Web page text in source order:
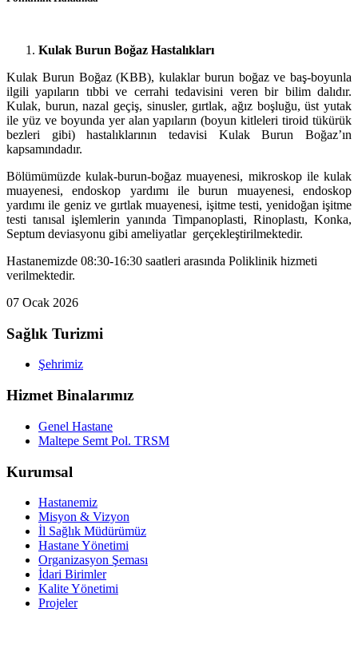
Kulak Burun Boğaz Hastalıkları
Kulak Burun Boğaz (KBB), kulaklar burun boğaz ve baş-boyunla
ilgili yapıların tıbbi ve cerrahi tedavisini veren bir bilim dalıdır.
Kulak, burun, nazal geçiş, sinusler, gırtlak, ağız boşluğu, üst yutak
ile yüz ve boyunda yer alan yapıların (boyun kitleleri tiroid tükürük
bezleri gibi) hastalıklarının tedavisi Kulak Burun Boğaz’ın
kapsamındadır.
Bölümümüzde kulak-burun-boğaz muayenesi, mikroskop ile kulak
muayenesi, endoskop yardımı ile burun muayenesi, endoskop
yardımı ile geniz ve gırtlak muayenesi, işitme testi, yenidoğan işitme
testi tanısal işlemlerin yanında Timpanoplasti, Rinoplastı, Konka,
Septum deviasyonu gibi ameliyatlar gerçekleştirilmektedir.
Hastanemizde 08:30-16:30 saatleri arasında Poliklinik hizmeti
verilmektedir.
07 Ocak 2026
Sağlık Turizmi
Şehrimiz
Hizmet Binalarımız
Genel Hastane
Maltepe Semt Pol. TRSM
Kurumsal
Hastanemiz
Misyon & Vizyon
İl Sağlık Müdürümüz
Hastane Yönetimi
Organizasyon Şeması
İdari Birimler
Kalite Yönetimi
Projeler